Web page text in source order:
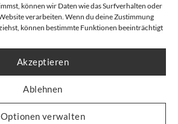
können wir Daten wie das Surfverhalten oder
verarbeiten. Wenn du deine Zustimmung
können bestimmte Funktionen beeinträchtigt
Akzeptieren
Ablehnen
Optionen verwalten
des
40cbm
Asbestmaterial